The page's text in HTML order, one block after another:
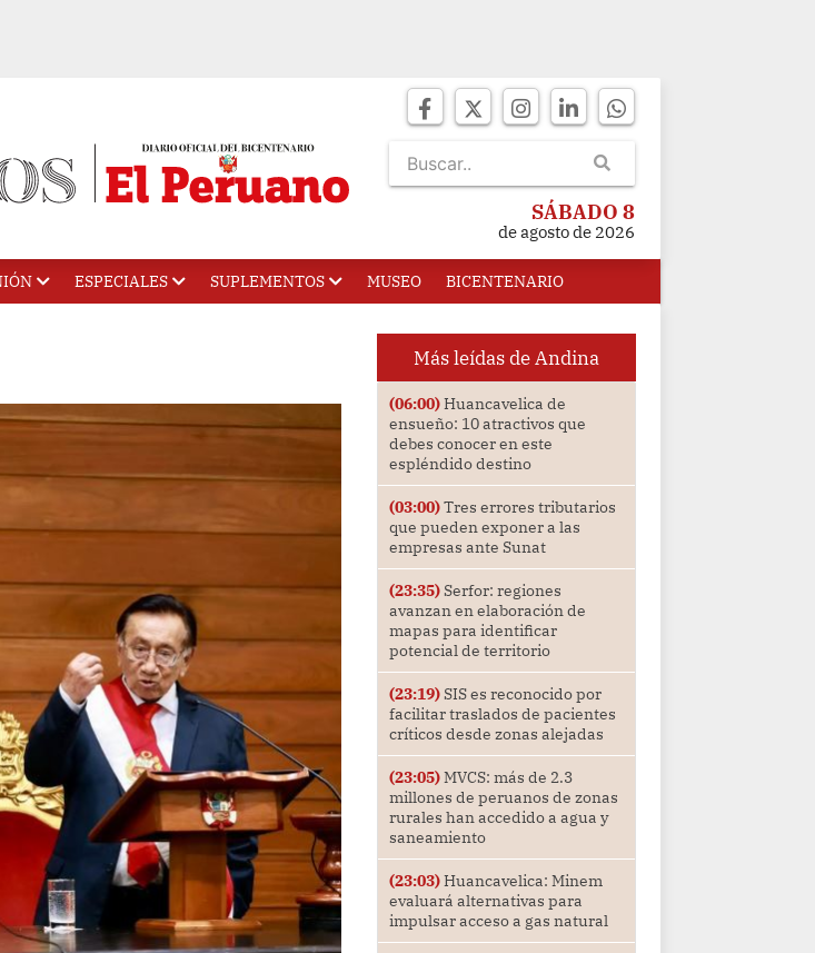
SÁBADO 8
de agosto de 2026
ESPECIALES SUPLEMENTOS MUSEO BICENTENARIO
Más leídas de Andina
(06:00)Huancavelica de
ensueño: 10 atractivos que
debes conocer en este
espléndido destino
(03:00)Tres errores tributarios
que pueden exponer a las
empresas ante Sunat
(23:35)Serfor: regiones
avanzan en elaboración de
mapas para identificar
potencial de territorio
(23:19)SIS es reconocido por
facilitar traslados de pacientes
críticos desde zonas alejadas
(23:05)MVCS: más de 2.3
millones de peruanos de zonas
rurales han accedido a agua y
saneamiento
(23:03)Huancavelica: Minem
evaluará alternativas para
impulsar acceso a gas natural